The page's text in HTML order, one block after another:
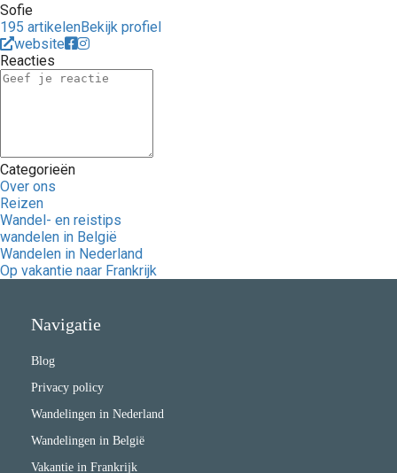
Sofie
195 artikelenBekijk profiel
website
Reacties
Categorieën
Over ons
Reizen
Wandel- en reistips
wandelen in België
Wandelen in Nederland
Op vakantie naar Frankrijk
Navigatie
Blog
Privacy policy
Wandelingen in Nederland
Wandelingen in België
Vakantie in Frankrijk